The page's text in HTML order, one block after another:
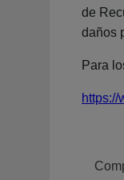
de
daños
Para